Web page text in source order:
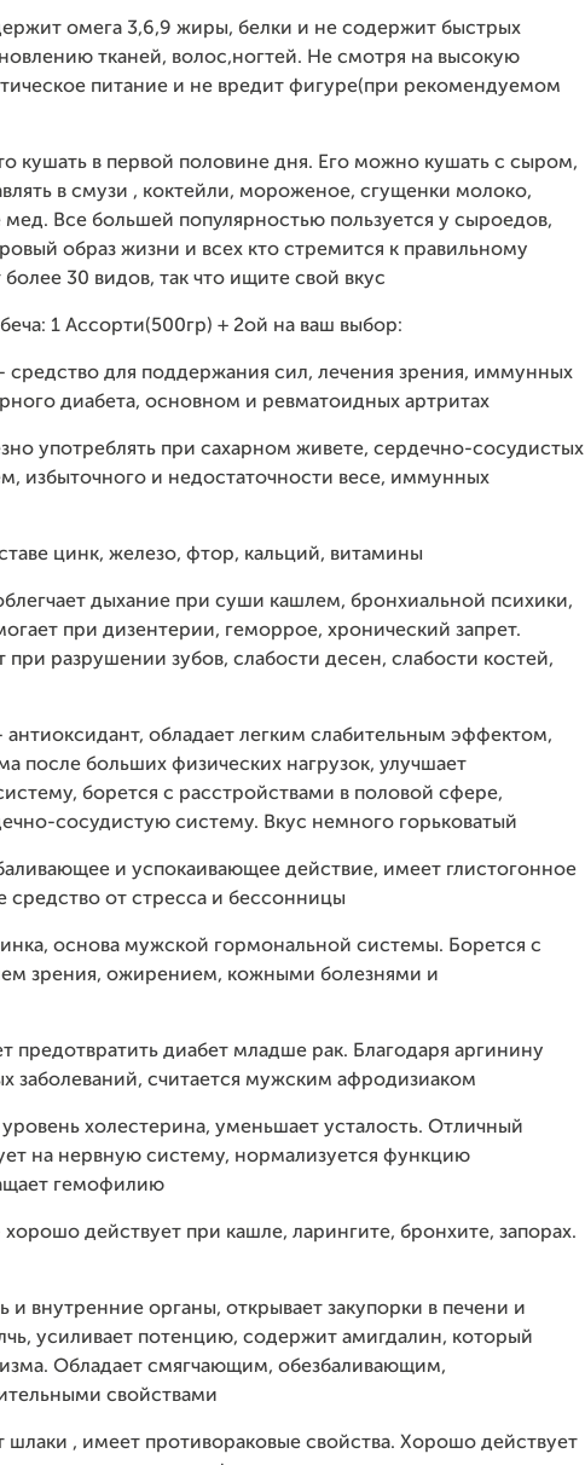
омега 3,6,9 жиры, белки и не содержит быстрых
тканей, волос,ногтей. Не смотря на высокую
питание и не вредит фигуре(при рекомендуемом
кушать в первой половине дня. Его можно кушать с сыром,
в смузи , коктейли, мороженое, сгущенки молоко,
Все большей популярностью пользуется у сыроедов,
образ жизни и всех кто стремится к правильному
30 видов, так что ищите свой вкус
1 Ассорти(500гр) + 2ой на ваш выбор:
средство для поддержания сил, лечения зрения, иммунных
диабета, основном и ревматоидных артритах
употреблять при сахарном живете, сердечно-сосудистых
избыточного и недостаточности весе, иммунных
цинк, железо, фтор, кальций, витамины
дыхание при суши кашлем, бронхиальной психики,
при дизентерии, геморрое, хронический запрет.
разрушении зубов, слабости десен, слабости костей,
обладает легким слабительным эффектом,
после больших физических нагрузок, улучшает
борется с расстройствами в половой сфере,
сосудистую систему. Вкус немного горьковатый
и успокаивающее действие, имеет глистогонное
средство от стресса и бессонницы
основа мужской гормональной системы. Борется с
зрения, ожирением, кожными болезнями и
предотвратить диабет младше рак. Благодаря аргинину
заболеваний, считается мужским афродизиаком
холестерина, уменьшает усталость. Отличный
на нервную систему, нормализуется функцию
гемофилию
действует при кашле, ларингите, бронхите, запорах.
и внутренние органы, открывает закупорки в печени и
усиливает потенцию, содержит амигдалин, который
Обладает смягчающим, обезбаливающим,
свойствами
шлаки , имеет противораковые свойства. Хорошо действует